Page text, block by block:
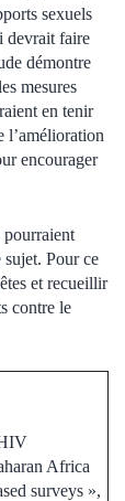
sexuels
devrait faire
démontre
mesures
en tenir
l’amélioration
encourager
pourraient
sujet. Pour ce
et recueillir
contre le
Africa
surveys »,